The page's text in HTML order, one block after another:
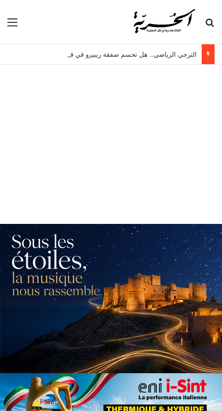
بحث عن
الترجي الرياضي.. هل تحسم صفقة ريبيرو في قادم الساعات